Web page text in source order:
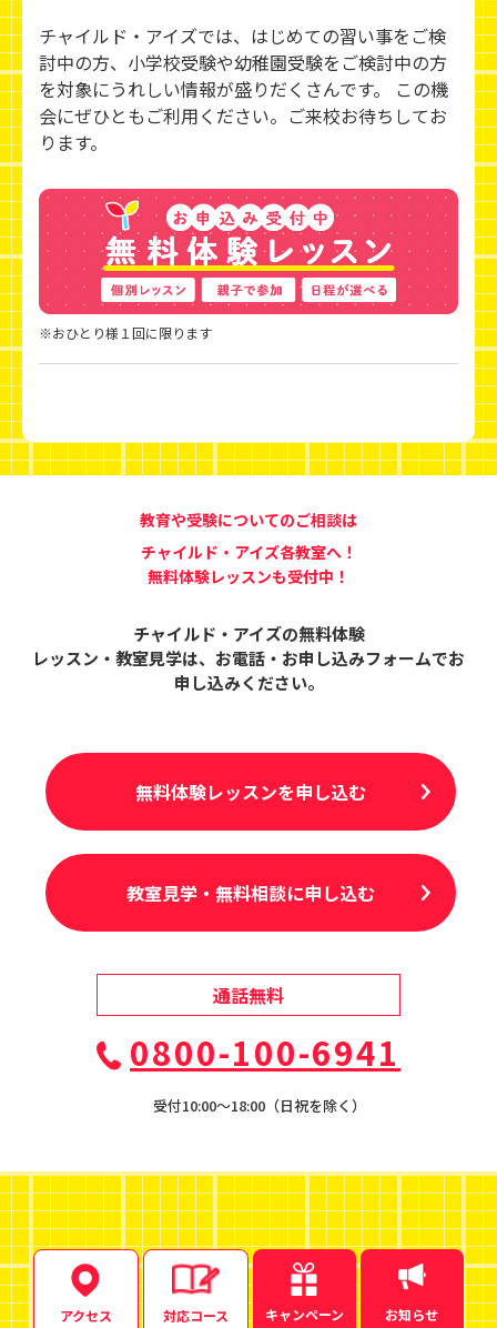
チャイルド・アイズでは、はじめての習い事をご検
討中の方、小学校受験や幼稚園受験をご検討中の方
を対象にうれしい情報が盛りだくさんです。 この機
会にぜひともご利用ください。ご来校お待ちしてお
ります。
※おひとり様１回に限ります
教育や受験についてのご相談は
チャイルド・アイズ各教室へ！
無料体験レッスンも受付中！
チャイルド・アイズの無料体験
レッスン・教室見学は、 お電話・お申し込みフォームでお
申し込みください。
無料体験レッスンを申し込む
教室見学・無料相談に申し込む
通話無料
0800-100-6941
受付10:00〜18:00（日祝を除く）
アクセス 対応コース キャンペーン お知らせ